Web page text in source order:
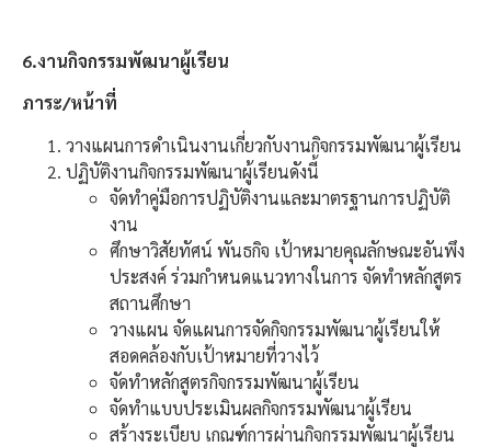
6.งานกิจกรรมพัฒนาผู้เรียน
ภาระ/หน้าที่
วางแผนการดำเนินงานเกี่ยวกับงานกิจกรรมพัฒนาผู้เรียน
ปฏิบัติงานกิจกรรมพัฒนาผู้เรียนดังนี้
จัดทำคู่มือการปฏิบัติงานและมาตรฐานการปฏิบัติ
งาน
ศึกษาวิสัยทัศน์ พันธกิจ เป้าหมายคุณลักษณะอันพึง
ประสงค์ ร่วมกำหนดแนวทางในการ จัดทำหลักสูตร
สถานศึกษา
วางแผน จัดแผนการจัดกิจกรรมพัฒนาผู้เรียนให้
สอดคล้องกับเป้าหมายที่วางไว้
จัดทำหลักสูตรกิจกรรมพัฒนาผู้เรียน
จัดทำแบบประเมินผลกิจกรรมพัฒนาผู้เรียน
สร้างระเบียบ เกณฑ์การผ่านกิจกรรมพัฒนาผู้เรียน